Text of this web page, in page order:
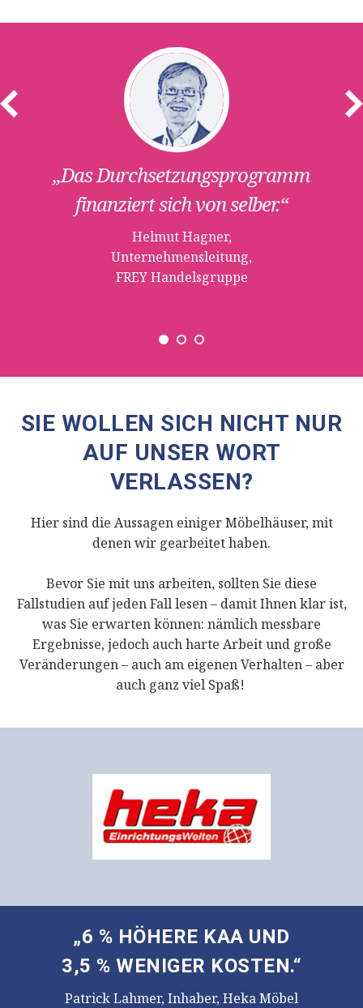
Previous
„Das Durchsetzungsprogramm
finanziert sich von selber.“
Helmut Hagner,
Unternehmensleitung,
FREY Handelsgruppe
SIE WOLLEN SICH NICHT NUR
AUF UNSER WORT
VERLASSEN?
Hier sind die Aussagen einiger Möbelhäuser, mit
denen wir gearbeitet haben.
Bevor Sie mit uns arbeiten, sollten Sie diese
Fallstudien auf jeden Fall lesen – damit Ihnen klar ist,
was Sie erwarten können: nämlich messbare
Ergebnisse, jedoch auch harte Arbeit und große
Veränderungen – auch am eigenen Verhalten – aber
auch ganz viel Spaß!
„6 % HÖHERE KAA UND
3,5 % WENIGER KOSTEN.“
Patrick Lahmer, Inhaber, Heka Möbel